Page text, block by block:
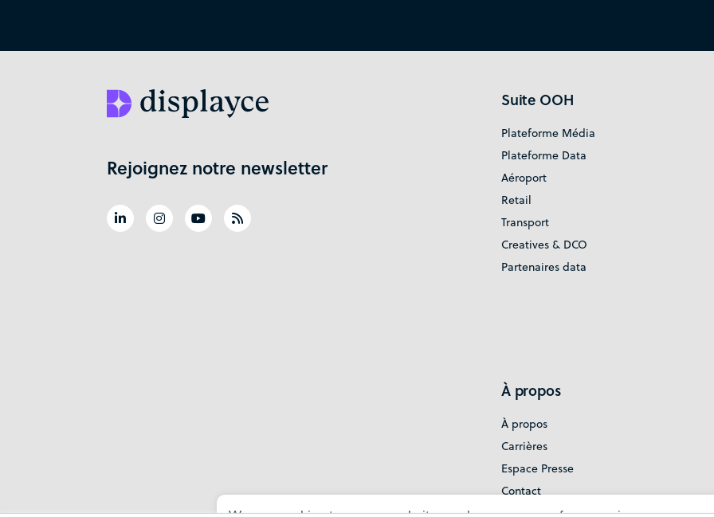
Rejoignez notre newsletter
Suite OOH
Plateforme Média
Plateforme Data
Aéroport
Retail
Transport
Creatives & DCO
Partenaires data
À propos
À propos
Carrières
Espace Presse
Contact
Politique de confidentialité